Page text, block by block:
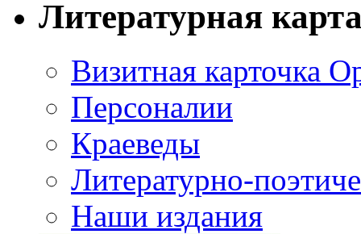
Литературная
Визитная карточка
Персоналии
Краеведы
Литературно-
Наши издания